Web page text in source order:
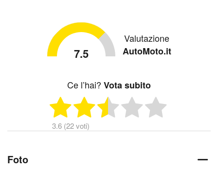
7.5
Valutazione
AutoMoto.it
Ce l’hai? Vota subito
3.6 (22 voti)
Foto